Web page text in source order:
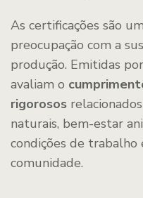
As certificações são
preocupação com a
produção. Emitidas
avaliam o
rigorosos
naturais, bem-estar
condições de trabalho
comunidade.